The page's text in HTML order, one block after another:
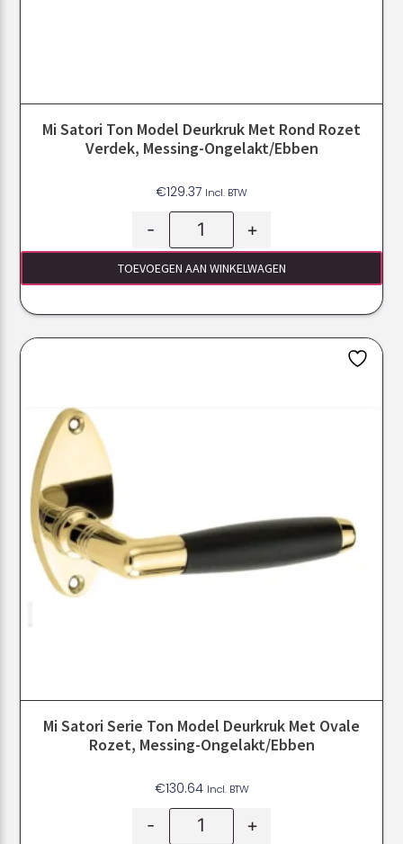
Mi Satori Ton Model Deurkruk Met Rond Rozet
Verdek, Messing-Ongelakt/ebben
€129.37 Incl. BTW
- +
TOEVOEGEN AAN WINKELWAGEN
Mi Satori Serie Ton Model Deurkruk Met Ovale
Rozet, Messing-Ongelakt/ebben
€130.64 Incl. BTW
- +